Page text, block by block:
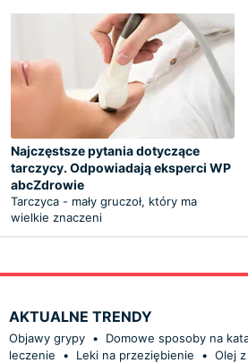
Najczęstsze pytania dotyczące
tarczycy. Odpowiadają eksperci WP
abcZdrowie
Tarczyca - mały gruczoł, który ma
wielkie znaczeni
AKTUALNE TRENDY
Objawy grypy • Domowe sposoby na
leczenie
• Leki na przeziębienie • Olej